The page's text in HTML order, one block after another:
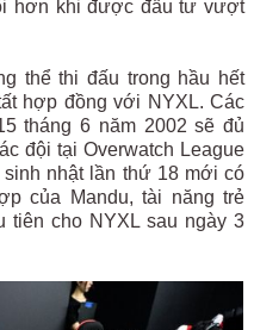
hơn khi được đầu tư vượt
thể thi đấu trong hầu hết
hợp đồng với NYXL. Các
tháng 6 năm 2002 sẽ đủ
đội tại Overwatch League
nhật lần thứ 18 mới có
của Mandu, tài năng trẻ
tiên cho NYXL sau ngày 3